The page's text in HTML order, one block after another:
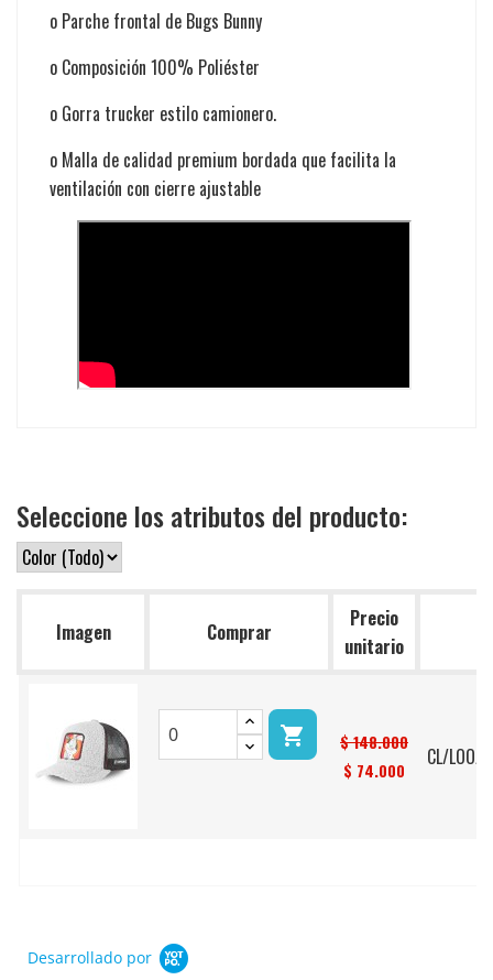
o Parche frontal de Bugs Bunny
o Composición 100% Poliéster
o Gorra trucker estilo camionero.
o Malla de calidad premium bordada que facilita la
ventilación con cierre ajustable
Seleccione los atributos del producto:
Imagen Comprar
Precio
unitario

$ 148.000
$ 74.000
CL/LOO/
Desarrollado por